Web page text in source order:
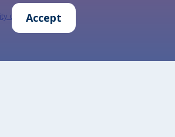
declaration
Accept